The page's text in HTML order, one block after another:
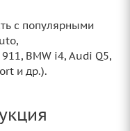
с популярными
BMW i4, Audi Q5,
и др.).